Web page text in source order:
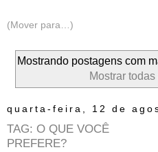
Mostrando postagens com
Mostrar
quarta-feira, 12 de
TAG: O QUE VOCÊ
PREFERE?